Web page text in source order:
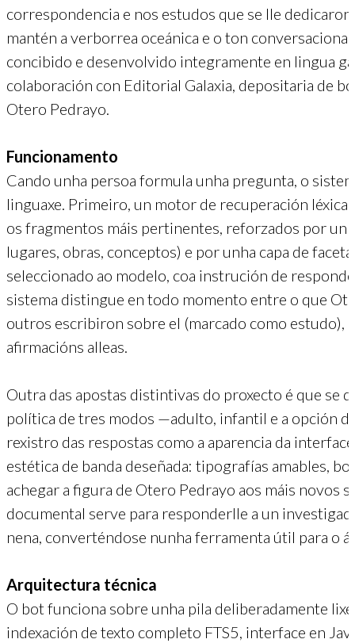
correspondencia e nos estudos que se lle
mantén a verborrea oceánica e o ton
concibido e desenvolvido integramente en lingua
colaboración con Editorial Galaxia, depositaria de
Otero Pedrayo.
Funcionamento
Cando unha persoa formula unha pregunta, o
linguaxe. Primeiro, un motor de recuperación léxica
os fragmentos máis pertinentes, reforzados por
lugares, obras, conceptos) e por unha capa de
seleccionado ao modelo, coa instrución de
sistema distingue en todo momento entre o que
outros escribiron sobre el (marcado como estudo),
afirmacións alleas.
Outra das apostas distintivas do proxecto é que se
política de tres modos —adulto, infantil e a opción
rexistro das respostas como a aparencia da
estética de banda deseñada: tipografías amables,
achegar a figura de Otero Pedrayo aos máis novos
documental serve para responderlle a un
nena, converténdose nunha ferramenta útil para o
Arquitectura técnica
O bot funciona sobre unha pila deliberadamente
indexación de texto completo FTS5, interface en